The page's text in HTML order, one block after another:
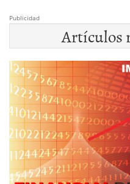
Publicidad
Artículos